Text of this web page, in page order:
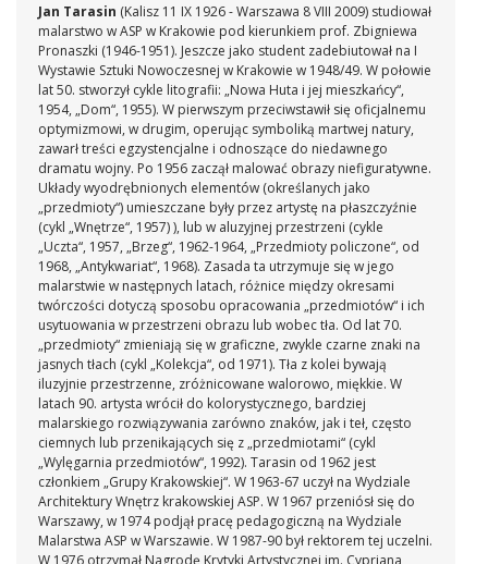
Jan Tarasin (Kalisz 11 IX 1926 - Warszawa 8 VIII 2009) studiował
malarstwo w ASP w Krakowie pod kierunkiem prof. Zbigniewa
Pronaszki (1946-1951). Jeszcze jako student zadebiutował na I
Wystawie Sztuki Nowoczesnej w Krakowie w 1948/49. W połowie
lat 50. stworzył cykle litografii: „Nowa Huta i jej mieszkańcy“,
1954, „Dom“, 1955). W pierwszym przeciwstawił się oficjalnemu
optymizmowi, w drugim, operując symboliką martwej natury,
zawarł treści egzystencjalne i odnoszące do niedawnego
dramatu wojny. Po 1956 zaczął malować obrazy niefiguratywne.
Układy wyodrębnionych elementów (określanych jako
„przedmioty“) umieszczane były przez artystę na płaszczyźnie
(cykl „Wnętrze“, 1957) ), lub w aluzyjnej przestrzeni (cykle
„Uczta“, 1957, „Brzeg“, 1962-1964, „Przedmioty policzone“, od
1968, „Antykwariat“, 1968). Zasada ta utrzymuje się w jego
malarstwie w następnych latach, różnice między okresami
twórczości dotyczą sposobu opracowania „przedmiotów“ i ich
usytuowania w przestrzeni obrazu lub wobec tła. Od lat 70.
„przedmioty“ zmieniają się w graficzne, zwykle czarne znaki na
jasnych tłach (cykl „Kolekcja“, od 1971). Tła z kolei bywają
iluzyjnie przestrzenne, zróżnicowane walorowo, miękkie. W
latach 90. artysta wrócił do kolorystycznego, bardziej
malarskiego rozwiązywania zarówno znaków, jak i teł, często
ciemnych lub przenikających się z „przedmiotami“ (cykl
„Wylęgarnia przedmiotów“, 1992). Tarasin od 1962 jest
członkiem „Grupy Krakowskiej“. W 1963-67 uczył na Wydziale
Architektury Wnętrz krakowskiej ASP. W 1967 przeniósł się do
Warszawy, w 1974 podjął pracę pedagogiczną na Wydziale
Malarstwa ASP w Warszawie. W 1987-90 był rektorem tej uczelni.
W 1976 otrzymał Nagrodę Krytyki Artystycznej im. Cypriana